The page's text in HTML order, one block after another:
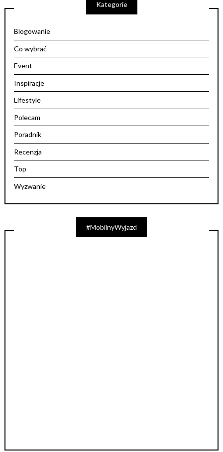
Kategorie
Blogowanie
Co wybrać
Event
Inspiracje
Lifestyle
Polecam
Poradnik
Recenzja
Top
Wyzwanie
#MobilnyWyjazd